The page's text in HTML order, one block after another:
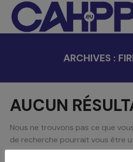
ARCHIVES :
AUCUN
Nous ne trouvons pas ce que
de recherche pourrait vous être